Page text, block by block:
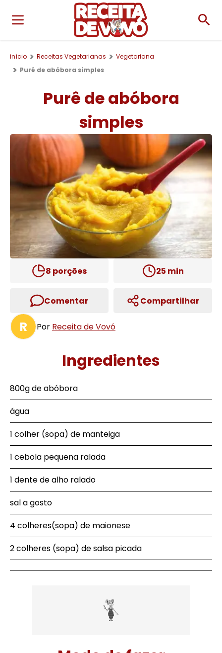
início Receitas Vegetarianas
Vegetariana
Purê de abóbora simples
Purê de abóbora
simples
8 porções 25 min
Comentar Compartilhar
R Por Receita de Vovó
Ingredientes
800g de abóbora
água
1 colher (sopa) de manteiga
1 cebola pequena ralada
1 dente de alho ralado
sal a gosto
4 colheres(sopa) de maionese
2 colheres (sopa) de salsa picada